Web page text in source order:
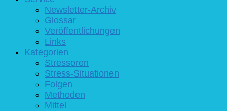
Newsletter-Archiv
Glossar
Veröffentlichungen
Links
Kategorien
Stressoren
Stress-Situationen
Folgen
Methoden
Mittel